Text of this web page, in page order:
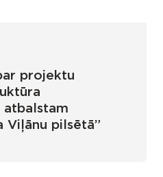
projektu
atbalstam
Viļānu pilsētā”